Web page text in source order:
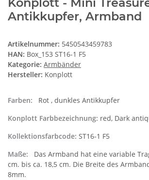
Antikkupfer, Armband
Artikelnummer: 5450543459783
HAN: Box_153 ST16-1 F5
Kategorie: Armbänder
Hersteller: Konplott
Farben:
Rot , dunkles Antikkupfer
Konplott Farbbezeichnung: red, Dark
Kollektionsfarbcode: ST16-1 F5
Maße:
Das Armband hat eine variable
cm. bis ca. 18,5 cm. Die Breite des
8mm.